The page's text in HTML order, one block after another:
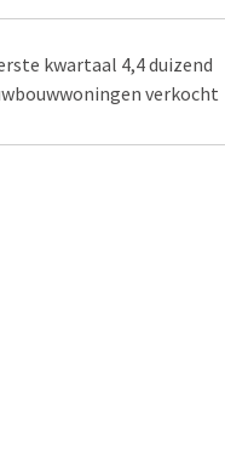
kwartaal 4,4 duizend
verkocht